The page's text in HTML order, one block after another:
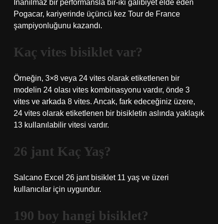
İnanılmaz bir performansla bir-iki galibiyet elde eden
Pogacar, kariyerinde üçüncü kez Tour de France
şampiyonluğunu kazandı.
Kaç vites bisiklet var?
Örneğin, 3×8 veya 24 vites olarak etiketlenen bir
modelin 24 olası vites kombinasyonu vardır, önde 3
vites ve arkada 8 vites. Ancak, fark edeceğiniz üzere,
24 vites olarak etiketlenen bir bisikletin aslında yaklaşık
13 kullanılabilir vitesi vardır.
26 jant Kaç Yaş?
Salcano Excel 26 jant bisiklet 11 yaş ve üzeri
kullanıcılar için uygundur.
190 boy hangi bisiklet?